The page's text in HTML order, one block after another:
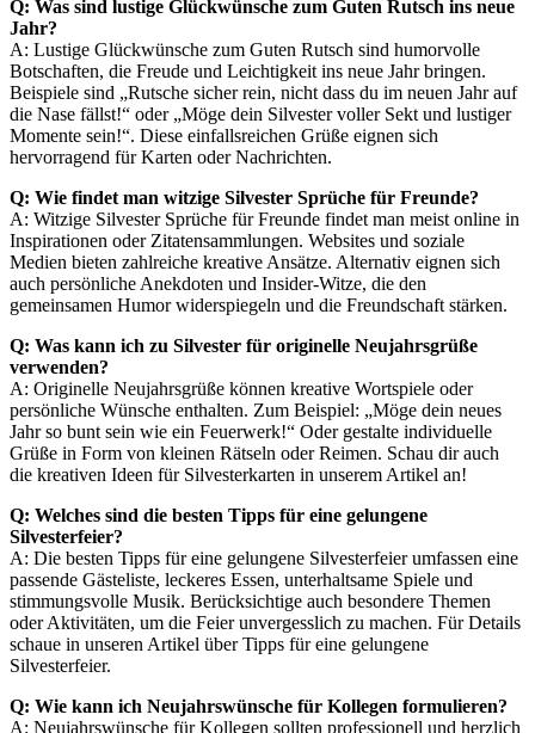
Q: Was sind lustige Glückwünsche zum Guten Rutsch ins neue
Jahr?
A: Lustige Glückwünsche zum Guten Rutsch sind humorvolle
Botschaften, die Freude und Leichtigkeit ins neue Jahr bringen.
Beispiele sind „Rutsche sicher rein, nicht dass du im neuen Jahr auf
die Nase fällst!“ oder „Möge dein Silvester voller Sekt und lustiger
Momente sein!“. Diese einfallsreichen Grüße eignen sich
hervorragend für Karten oder Nachrichten.
Q: Wie findet man witzige Silvester Sprüche für Freunde?
A: Witzige Silvester Sprüche für Freunde findet man meist online in
Inspirationen oder Zitatensammlungen. Websites und soziale
Medien bieten zahlreiche kreative Ansätze. Alternativ eignen sich
auch persönliche Anekdoten und Insider-Witze, die den
gemeinsamen Humor widerspiegeln und die Freundschaft stärken.
Q: Was kann ich zu Silvester für originelle Neujahrsgrüße
verwenden?
A: Originelle Neujahrsgrüße können kreative Wortspiele oder
persönliche Wünsche enthalten. Zum Beispiel: „Möge dein neues
Jahr so bunt sein wie ein Feuerwerk!“ Oder gestalte individuelle
Grüße in Form von kleinen Rätseln oder Reimen. Schau dir auch
die kreativen Ideen für Silvesterkarten in unserem Artikel an!
Q: Welches sind die besten Tipps für eine gelungene
Silvesterfeier?
A: Die besten Tipps für eine gelungene Silvesterfeier umfassen eine
passende Gästeliste, leckeres Essen, unterhaltsame Spiele und
stimmungsvolle Musik. Berücksichtige auch besondere Themen
oder Aktivitäten, um die Feier unvergesslich zu machen. Für Details
schaue in unseren Artikel über Tipps für eine gelungene
Silvesterfeier.
Q: Wie kann ich Neujahrswünsche für Kollegen formulieren?
A: Neujahrswünsche für Kollegen sollten professionell und herzlich